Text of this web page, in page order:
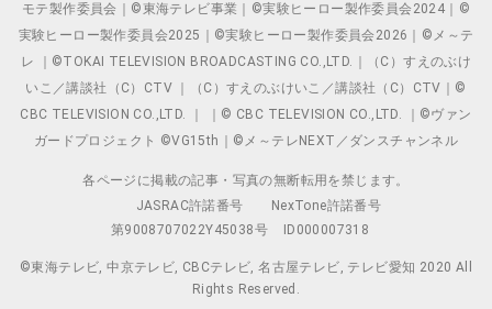
モテ製作委員会｜©東海テレビ事業｜©実験ヒーロー製作委員会2024｜©
実験ヒーロー製作委員会2025｜©実験ヒーロー製作委員会2026｜©メ～テ
レ ｜©TOKAI TELEVISION BROADCASTING CO.,LTD.｜（C）すえのぶけ
いこ／講談社（C）CTV ｜（C）すえのぶけいこ／講談社（C）CTV｜©
CBC TELEVISION CO.,LTD. ｜ ｜© CBC TELEVISION CO.,LTD. ｜©ヴァン
ガードプロジェクト ©VG15th｜©メ～テレNEXT／ダンスチャンネル
各ページに掲載の記事・写真の無断転用を禁じます。
JASRAC許諾番号
NexTone許諾番号
第9008707022Y45038号
ID000007318
©東海テレビ, 中京テレビ, CBCテレビ, 名古屋テレビ, テレビ愛知 2020 All
Rights Reserved.